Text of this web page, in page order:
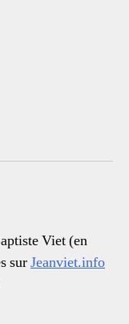
Viet (en
surJeanviet.info